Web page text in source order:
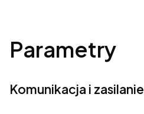
Parametry
Komunikacja i zasilanie